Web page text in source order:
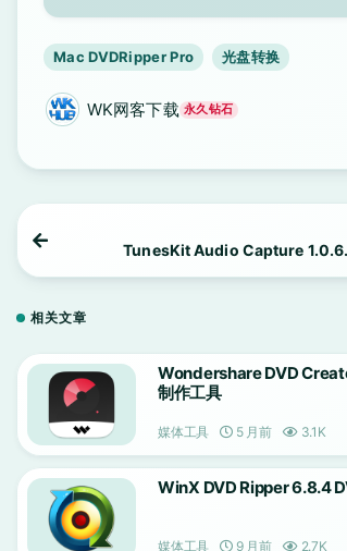
Mac DVDRipper Pro 光盘转换
WK网客下载 永久钻石
TunesKit Audio Capture
相关文章
Wondershare DVD
制作工具
媒体工具 5 月前 3.1K
WinX DVD Ripper 6.8.4
媒体工具 9 月前 2.7K